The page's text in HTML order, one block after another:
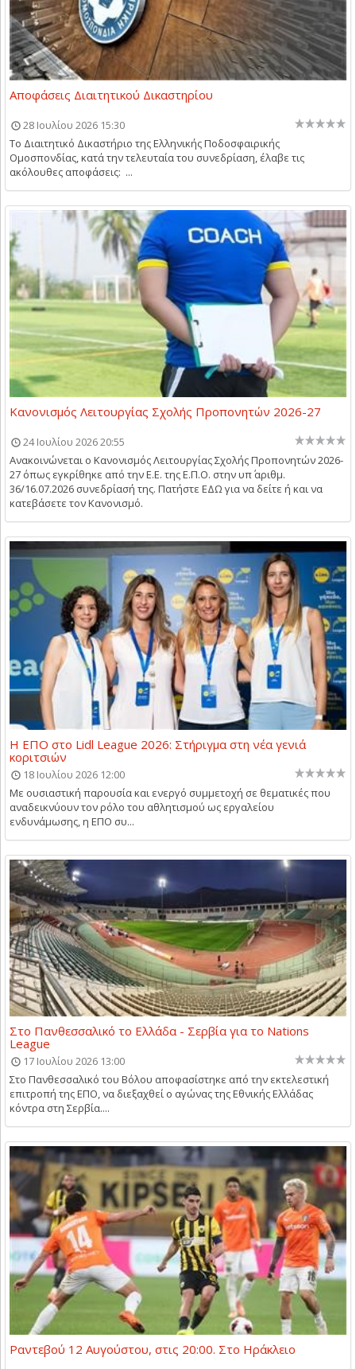
Αποφάσεις Διαιτητικού Δικαστηρίου
28 Ιουλίου 2026 15:30
Το Διαιτητικό Δικαστήριο της Ελληνικής Ποδοσφαιρικής
Ομοσπονδίας, κατά την τελευταία του συνεδρίαση, έλαβε τις
ακόλουθες αποφάσεις: ...
Κανονισμός Λειτουργίας Σχολής Προπονητών 2026-27
24 Ιουλίου 2026 20:55
Ανακοινώνεται ο Κανονισμός Λειτουργίας Σχολής Προπονητών 2026-
27 όπως εγκρίθηκε από την Ε.Ε. της Ε.Π.Ο. στην υπ΄ αριθμ.
36/16.07.2026 συνεδρίασή της. Πατήστε ΕΔΩ για να δείτε ή και να
κατεβάσετε τον Κανονισμό.
Η ΕΠΟ στο Lidl League 2026: Στήριγμα στη νέα γενιά
κοριτσιών
18 Ιουλίου 2026 12:00
Με ουσιαστική παρουσία και ενεργό συμμετοχή σε θεματικές που
αναδεικνύουν τον ρόλο του αθλητισμού ως εργαλείου
ενδυνάμωσης, η ΕΠΟ συ...
Στο Πανθεσσαλικό το Ελλάδα - Σερβία για το Nations
League
17 Ιουλίου 2026 13:00
Στο Πανθεσσαλικό του Βόλου αποφασίστηκε από την εκτελεστική
επιτροπή της ΕΠΟ, να διεξαχθεί ο αγώνας της Εθνικής Ελλάδας
κόντρα στη Σερβία....
Ραντεβού 12 Αυγούστου, στις 20:00. Στο Ηράκλειο